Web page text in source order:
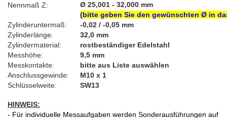
Nennmaß Z:
Ø 25,001 - 32,000 mm
(bitte geben Sie den gewünschten Ø in
Zylinderuntermaß:
-0,02 / -0,05 mm
Zylinderlänge:
32,0 mm
Zylindermaterial:
rostbeständiger Edelstahl
Messhöhe:
9,5 mm
Messkontakte:
bitte aus Liste auswählen
Anschlussgewinde:
M10 x 1
Schlüsselweite:
SW13
HINWEIS:
- Für individuelle Messaufgaben werden Sonderausführungen auf